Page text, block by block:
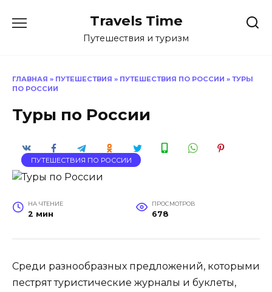
Travels Time
Путешествия и туризм
ГЛАВНАЯ » ПУТЕШЕСТВИЯ » ПУТЕШЕСТВИЯ ПО РОССИИ » ТУРЫ
ПО РОССИИ
Туры по России
ПУТЕШЕСТВИЯ ПО РОССИИ
НА ЧТЕНИЕ
2 мин
ПРОСМОТРОВ
678
Среди разнообразных предложений, которыми
пестрят туристические журналы и буклеты,